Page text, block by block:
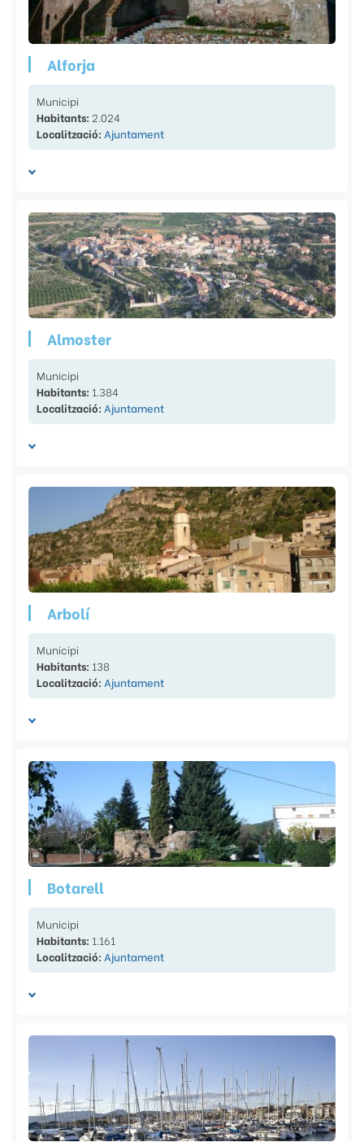
Alforja
Municipi
Habitants: 2.024
Localització: Ajuntament
Almoster
Municipi
Habitants: 1.384
Localització: Ajuntament
Arbolí
Municipi
Habitants: 138
Localització: Ajuntament
Botarell
Municipi
Habitants: 1.161
Localització: Ajuntament